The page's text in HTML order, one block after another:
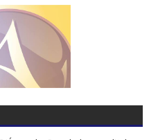
Ana Clara foi sepultada
feira (6) em Olho D'Água do